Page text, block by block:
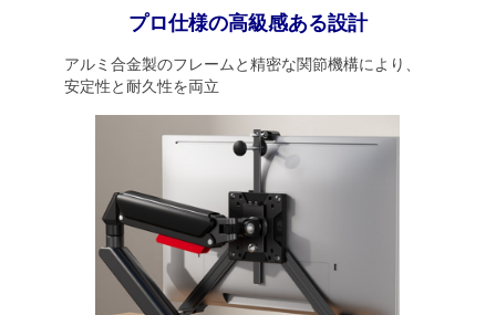
プロ仕様の高級感ある設計
アルミ合金製のフレームと精密な関節機構により、
安定性と耐久性を両立